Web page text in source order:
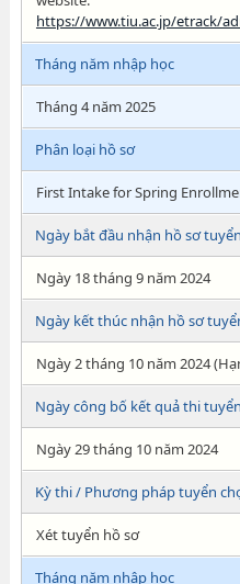
https://www.tiu.ac.jp/etrack/
Tháng năm nhập học
Tháng 4 năm 2025
Phân loại hồ sơ
First Intake for Spring
Ngày bắt đầu nhận hồ sơ
Ngày 18 tháng 9 năm 2024
Ngày kết thúc nhận hồ sơ
Ngày 2 tháng 10 năm 2024
Ngày công bố kết quả thi tuyển
Ngày 29 tháng 10 năm 2024
Kỳ thi / Phương pháp tuyển
Xét tuyển hồ sơ
Tháng năm nhập học